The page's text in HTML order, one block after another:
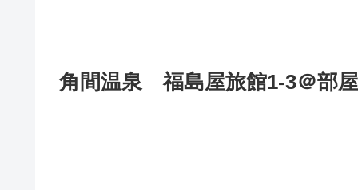
角間温泉 福島屋旅館1-3＠部屋